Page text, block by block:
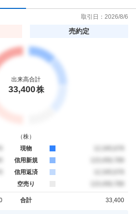
取引日： 2026/8/6
売約定
出来高合計
33,400株
（株）
現物
信用新規
信用返済
空売り
合計 33,400